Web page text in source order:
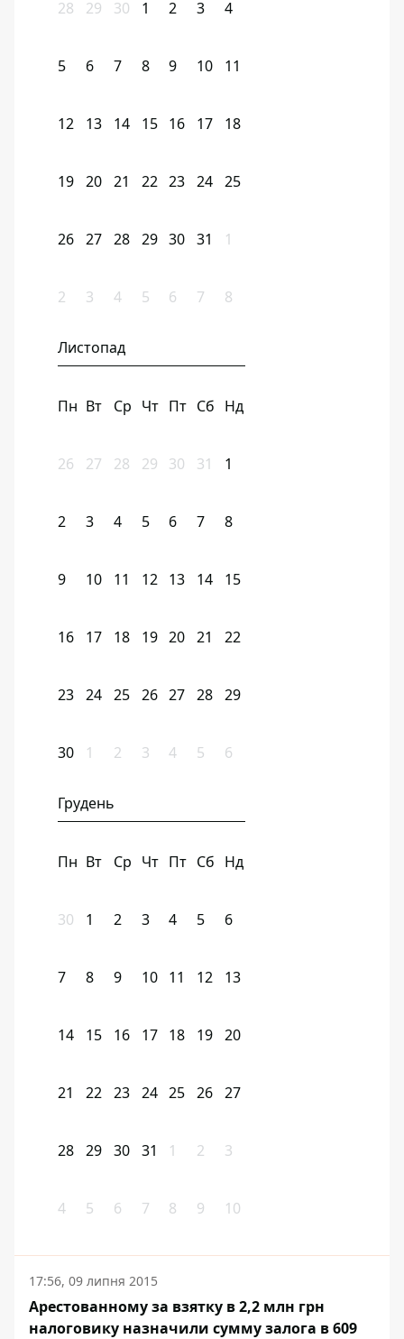
28 29 30 1 2 3 4
5 6 7 8 9 10 11
12 13 14 15 16 17 18
19 20 21 22 23 24 25
26 27 28 29 30 31 1
2 3 4 5 6 7 8
Листопад
Пн Вт Ср Чт Пт Сб Нд
26 27 28 29 30 31 1
2 3 4 5 6 7 8
9 10 11 12 13 14 15
16 17 18 19 20 21 22
23 24 25 26 27 28 29
30 1 2 3 4 5 6
Грудень
Пн Вт Ср Чт Пт Сб Нд
30 1 2 3 4 5 6
7 8 9 10 11 12 13
14 15 16 17 18 19 20
21 22 23 24 25 26 27
28 29 30 31 1 2 3
4 5 6 7 8 9 10
17:56, 09 липня 2015
Арестованному за взятку в 2,2 млн грн
налоговику назначили сумму залога в 609